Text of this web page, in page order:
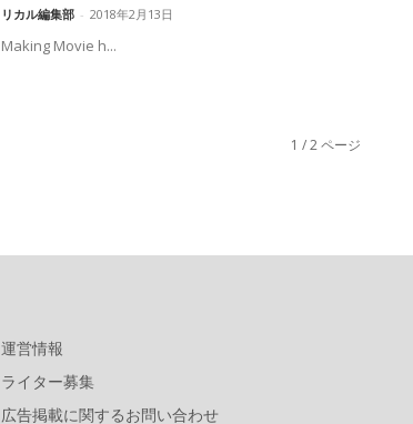
リカル編集部 - 2018年2月13日
Making Movie h...
1 / 2 ページ
運営情報
ライター募集
広告掲載に関するお問い合わせ